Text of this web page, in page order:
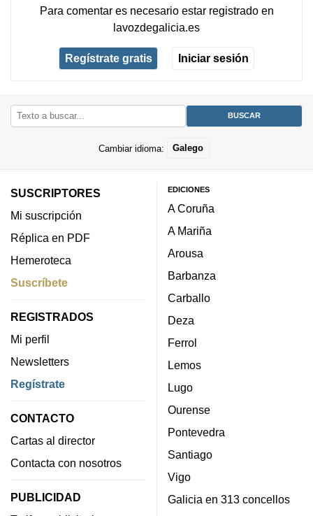
Para comentar es necesario estar registradoen
lavozdegalicia.es
Regístrate gratis Iniciar sesión
Cambiar idioma: Galego
SUSCRIPTORES
Mi suscripción
Réplica en PDF
Hemeroteca
Suscríbete
REGISTRADOS
Mi perfil
Newsletters
Regístrate
CONTACTO
Cartas al director
Contacta con nosotros
PUBLICIDAD
EDICIONES
A Coruña
A Mariña
Arousa
Barbanza
Carballo
Deza
Ferrol
Lemos
Lugo
Ourense
Pontevedra
Santiago
Vigo
Galicia en 313 concellos